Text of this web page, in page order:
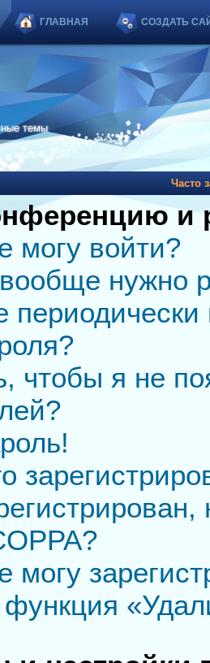
ГЛАВНАЯ СОЗДАТЬ
темы
Часто
и
могу войти?
нужно
чтобы я не
могу
функция